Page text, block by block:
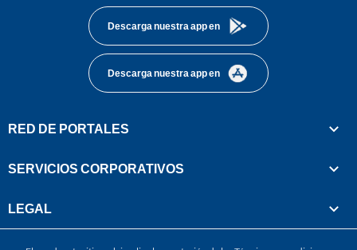
Descarga nuestra app en
Descarga nuestra app en
RED DE PORTALES
SERVICIOS CORPORATIVOS
LEGAL